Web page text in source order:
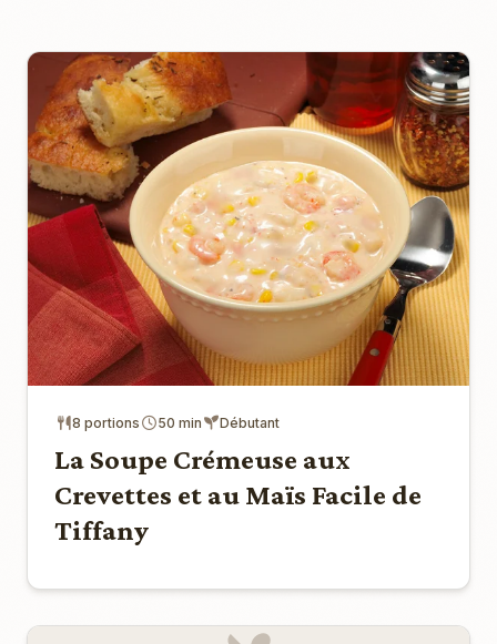
8 portions 50 min Débutant
La Soupe Crémeuse aux
Crevettes et au Maïs Facile de
Tiffany